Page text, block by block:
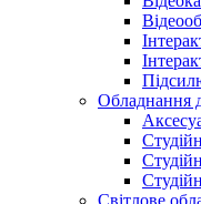
Обладнання
Світлове